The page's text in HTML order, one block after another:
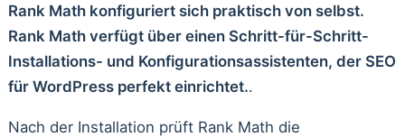
Rank Math konfiguriert sich praktisch von selbst.
Rank Math verfügt über einen Schritt-für-Schritt-
Installations- und Konfigurationsassistenten, der SEO
für WordPress perfekt einrichtet..
Nach der Installation prüft Rank Math die